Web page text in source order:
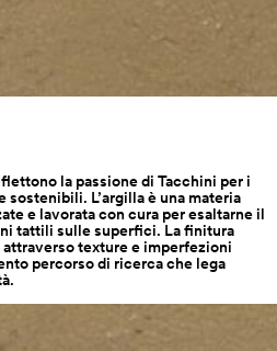
la passione di Tacchini per i
L’argilla è una materia
e lavorata con cura per esaltarne il
tattili sulle superfici. La finitura
texture e imperfezioni
percorso di ricerca che lega